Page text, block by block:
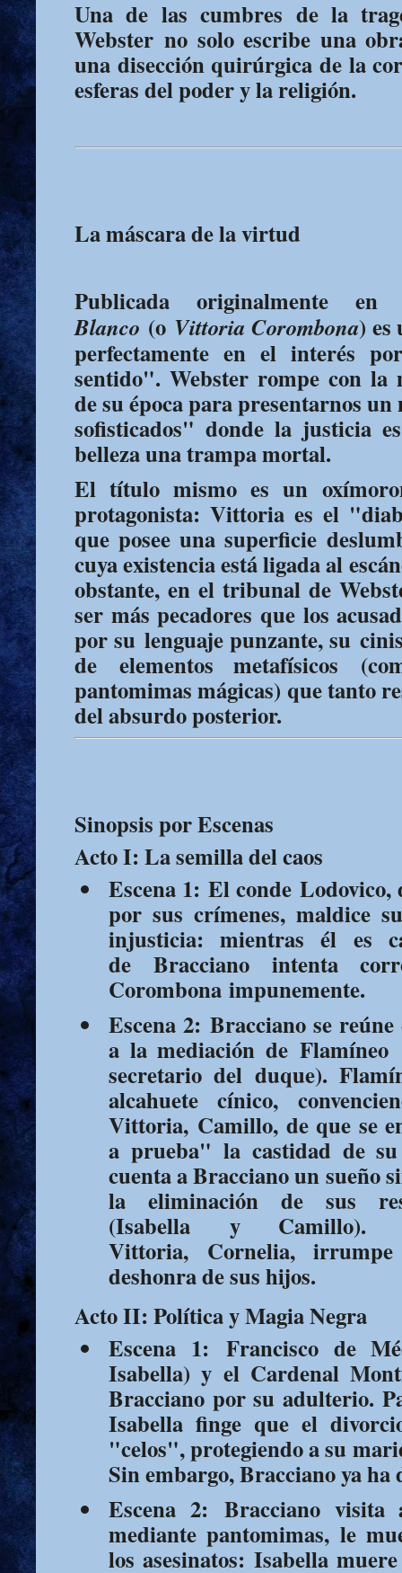
Una de las cumbres de la
Webster no solo escribe una
una disección quirúrgica de la
esferas del poder y la religión.
La máscara de la virtud
Publicada originalmente
Blanco (o Vittoria Corombona) es
perfectamente en el interés
sentido". Webster rompe con la
de su época para presentarnos
sofisticados" donde la justicia
belleza una trampa mortal.
El título mismo es un
protagonista: Vittoria es el
que posee una superficie
cuya existencia está ligada al
obstante, en el tribunal de
ser más pecadores que los
por su lenguaje punzante, su
de elementos metafísicos
pantomimas mágicas) que tanto
del absurdo posterior.
Sinopsis por Escenas
Acto I: La semilla del caos
Escena 1: El conde Lodovico,
por sus crímenes, maldice
injusticia: mientras él es
deBracciano intenta
Corombona impunemente.
Escena 2: Bracciano se
a la mediación de Flamíneo
secretario del duque).
alcahuete cínico,
Vittoria, Camillo, de que se
a prueba" la castidad de
cuenta a Bracciano un sueño
la eliminación de sus
(Isabella y Camillo).
Vittoria, Cornelia,
deshonra de sus hijos.
Acto II: Política y Magia Negra
Escena 1: Francisco de
Isabella) y el Cardenal
Bracciano por su adulterio.
Isabella finge que el
"celos", protegiendo a su
Sin embargo, Bracciano ya
Escena 2: Bracciano
mediante pantomimas, le
los asesinatos: Isabella